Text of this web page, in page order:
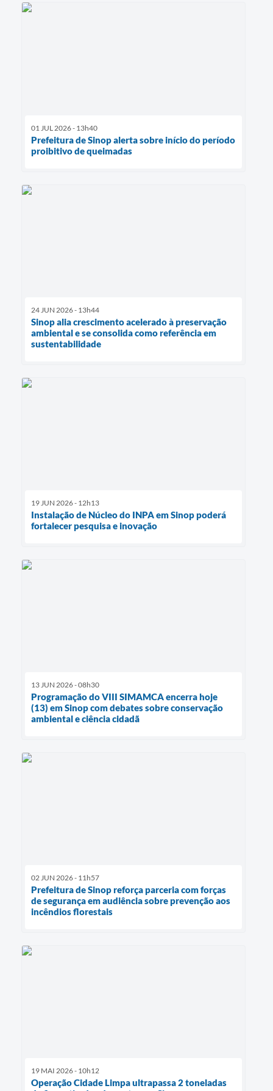
01 JUL 2026 - 13h40
Prefeitura de Sinop alerta sobre início do período
proibitivo de queimadas
24 JUN 2026 - 13h44
Sinop alia crescimento acelerado à preservação
ambiental e se consolida como referência em
sustentabilidade
19 JUN 2026 - 12h13
Instalação de Núcleo do INPA em Sinop poderá
fortalecer pesquisa e inovação
13 JUN 2026 - 08h30
Programação do VIII SIMAMCA encerra hoje
(13) em Sinop com debates sobre conservação
ambiental e ciência cidadã
02 JUN 2026 - 11h57
Prefeitura de Sinop reforça parceria com forças
de segurança em audiência sobre prevenção aos
incêndios florestais
19 MAI 2026 - 10h12
Operação Cidade Limpa ultrapassa 2 toneladas